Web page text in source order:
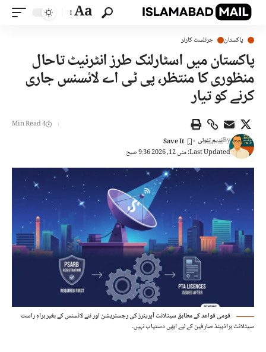
Aa
پاکستان جرنلسٹ کارنر
پاکستان میں اسٹارلنک طرز انٹرنیٹ تاحال
منظوری کا منتظر، پی ٹی اے لائسنس جاری
کرنے کو تیار
Last Updated: مئی 12, 2026 9:36 صبح
Byندیم تنولی
4 Min Read
قومی قواعد کے مطابق سیٹلائٹ آپریٹرز کی رجسٹریشن اور نئے لائسنس کے بغیر براہِ راست
سیٹلائٹ براڈبینڈ صارفین کے لیے ابھی دستیاب نہیں۔